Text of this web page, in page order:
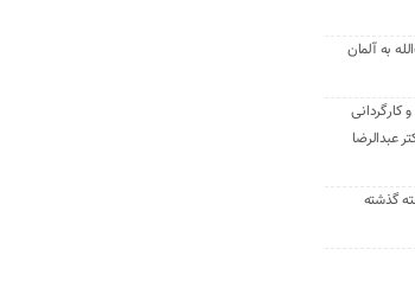
به آلمان
کارگردانی
عبدالرضا